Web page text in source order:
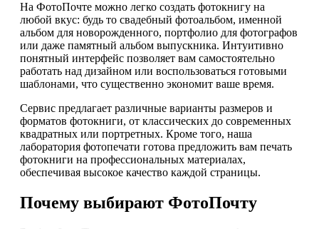
На ФотоПочте можно легко создать фотокнигу на
любой вкус: будь то свадебный фотоальбом, именной
альбом для новорожденного, портфолио для фотографов
или даже памятный альбом выпускника. Интуитивно
понятный интерфейс позволяет вам самостоятельно
работать над дизайном или воспользоваться готовыми
шаблонами, что существенно экономит ваше время.
Сервис предлагает различные варианты размеров и
форматов фотокниги, от классических до современных
квадратных или портретных. Кроме того, наша
лаборатория фотопечати готова предложить вам печать
фотокниги на профессиональных материалах,
обеспечивая высокое качество каждой страницы.
Почему выбирают ФотоПочту